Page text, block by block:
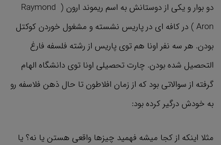
دو بوار و یکی از دوستانش به اسم ریموند ارون (‌ Raymond
Aron )‌ در کافه ای در پاریس نشسته و مشغول خوردن کوکتل
بودن. هر سه نفر اونا هم توی پاریس از رشته فلسفه فارغ
التحصیل شده بودن. چارت تحصیلی اونا توی دانشگاه الهام
گرفته از سوالاتی بود که از زمان افلاطون تا حال ذهن فلاسفه رو
به خودش درگیر کرده بود:
مثلا اینکه از کجا میشه فهمید چیزها واقعی هستن یا نه؟ یا